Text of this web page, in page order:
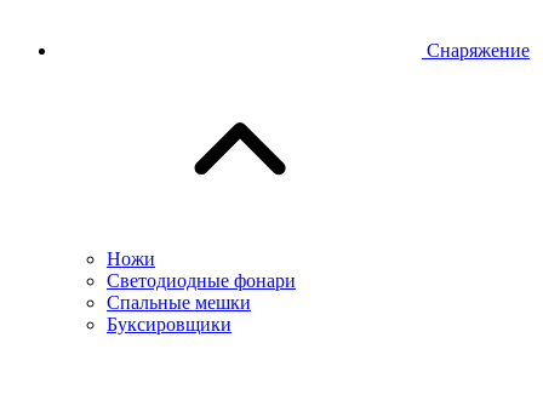
Снаряжение
Ножи
Светодиодные фонари
Спальные мешки
Буксировщики